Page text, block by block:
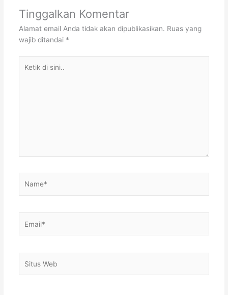
Tinggalkan Komentar
Alamat email Anda tidak akan dipublikasikan. Ruas yang
wajib ditandai *
Web